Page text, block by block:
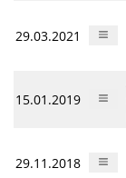
29.03.2021
15.01.2019
29.11.2018